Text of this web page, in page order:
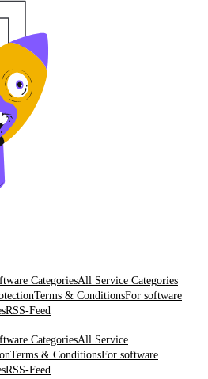
CategoriesAll Service Categories
Terms & ConditionsFor software
RSS-Feed
CategoriesAll Service
Terms & ConditionsFor software
RSS-Feed